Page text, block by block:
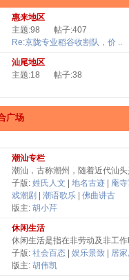
惠来地区
主题:98
帖子:407
Re:京陇专业稻谷收割队，价 ..
汕尾地区
主题:18
帖子:38
广场
潮汕专栏
潮汕，古称潮州，随着近代汕
子版: 姓氏人文 地名古迹 庵
戏潮剧
潮语歌乐
佛曲讲古
版主: 胡小芹
休闲生活
休闲生活是指在非劳动及非工
子版: 社会百态 娱乐景致 居
版主: 胡伟凯